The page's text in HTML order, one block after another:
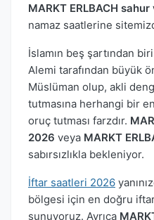
MARKT ERLBACH
namaz saatlerine
İslamın beş şartından
Alemi tarafından büyük
Müslüman olup, akli
tutmasına herhangi bir
oruç tutması farzdır.
2026 veya MARKT
sabırsızlıkla bekleniyor.
İftar saatleri 2026
bölgesi için en doğru
sunuyoruz. Ayrıca